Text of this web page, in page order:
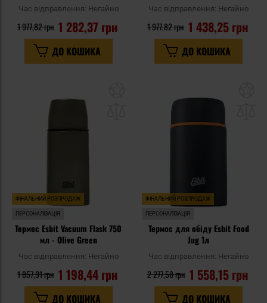
Час відправлення: Негайно
1 282,37 грн
1 977,82 грн
ДО КОШИКА
Час відправлення: Негайно
1 438,25 грн
1 977,82 грн
ДО КОШИКА
уподобань
ФІНАЛЬНИЙ РОЗПРОДАЖ
ПЕРСОНАЛІЗАЦІЯ
Термос Esbit Vacuum Flask 750
мл - Olive Green
Час відправлення: Негайно
1 198,44 грн
1 857,91 грн
ДО КОШИКА
ФІНАЛЬНИЙ РОЗПРОДАЖ
ПЕРСОНАЛІЗАЦІЯ
Термос для обіду Esbit Food
Jug 1л
Час відправлення: Негайно
1 558,15 грн
2 277,58 грн
ДО КОШИКА